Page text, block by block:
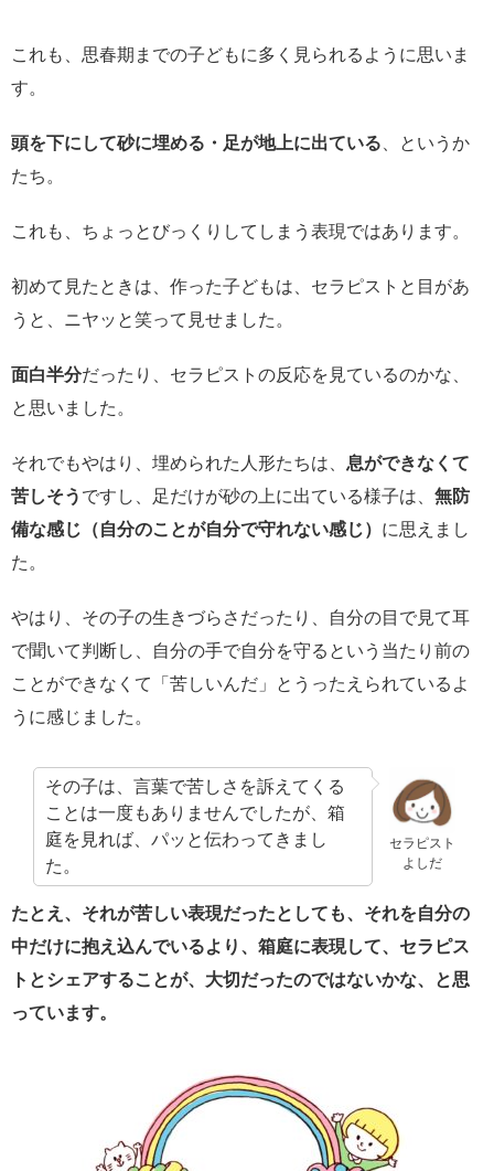
これも、思春期までの子どもに多く見られるように思いま
す。
頭を下にして砂に埋める・足が地上に出ている 、というか
たち。
これも、ちょっとびっくりしてしまう表現ではあります。
初めて見たときは、作った子どもは、セラピストと目があ
うと、ニヤッと笑って見せました。
面白半分だったり、セラピストの反応を見ているのかな、
と思いました。
それでもやはり、埋められた人形たちは、 息ができなくて
苦しそう ですし、足だけが砂の上に出ている様子は、 無防
備な感じ（自分のことが自分で守れない感じ） に思えまし
た。
やはり、その子の生きづらさだったり、自分の目で見て耳
で聞いて判断し、自分の手で自分を守るという当たり前の
ことができなくて「苦しいんだ」とうったえられているよ
うに感じました。
セラピスト
よしだ
その子は、言葉で苦しさを訴えてくる
ことは一度もありませんでしたが、箱
庭を見れば、パッと伝わってきまし
た。
たとえ、それが苦しい表現だったとしても、それを自分の
中だけに抱え込んでいるより、箱庭に表現して、セラピス
トとシェアすることが、大切だったのではないかな、と思
っています。